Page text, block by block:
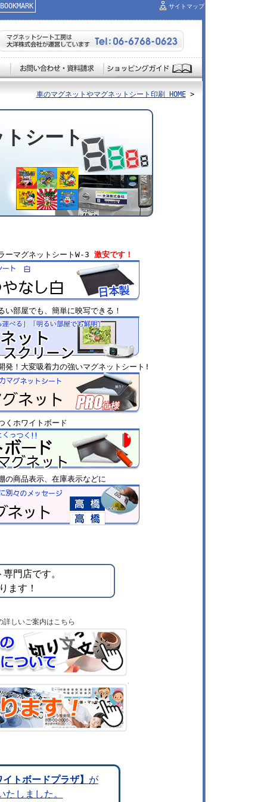
サイトマップ
車のマグネットやマグネットシート印刷 HOME>
シート
ーマグネットシートW-3 激安です！
い部屋でも、簡単に映写できる！
発！大変吸着力の強いマグネットシート!
くホワイトボード
の商品表示、在庫表示などに
門店です。
ます！
しいご案内はこちら
トボードプラザ】 が
しました。